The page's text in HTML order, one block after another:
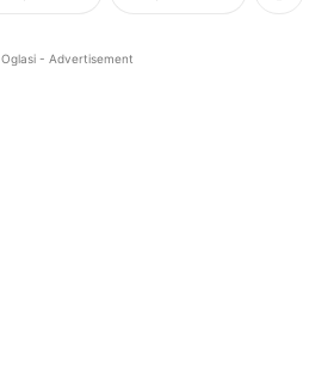
Oglasi - Advertisement